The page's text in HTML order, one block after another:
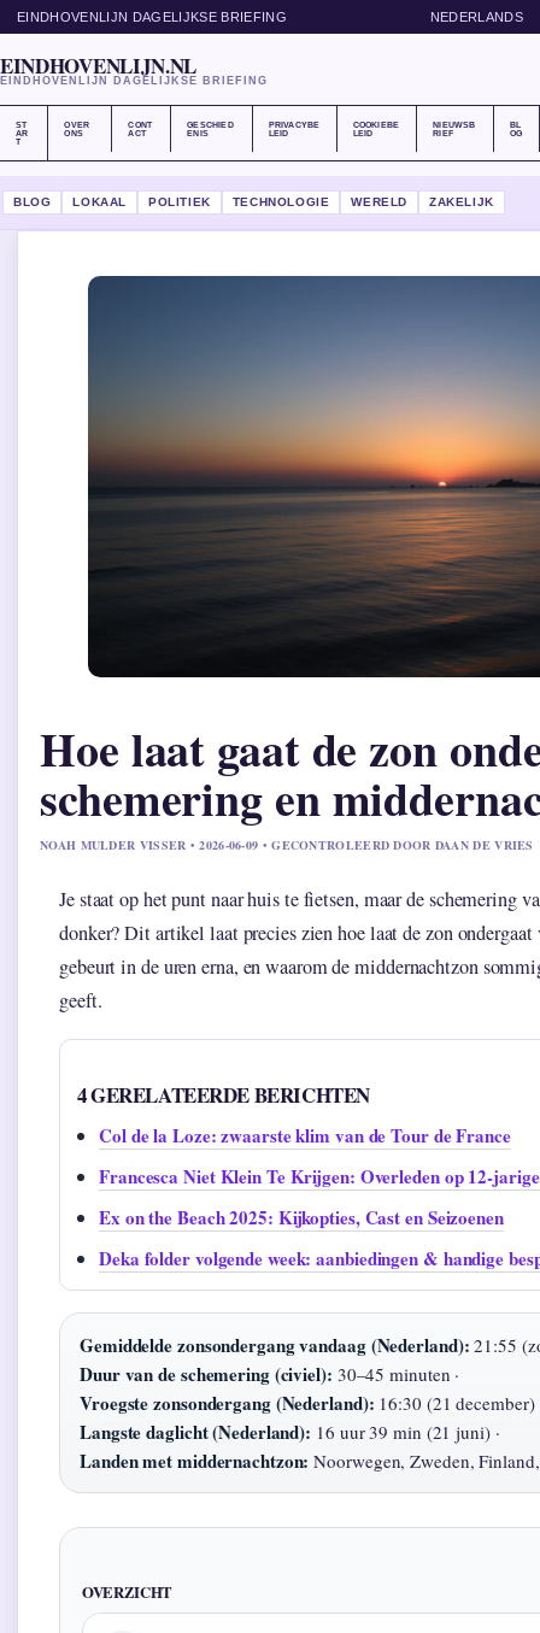
EINDHOVENLIJN DAGELIJKSE BRIEFING NEDERLANDS
EINDHOVENLIJN.NL
EINDHOVENLIJN DAGELIJKSE BRIEFING
ST
AR
T
OVER
ONS
CONT
ACT
GESCHIED
ENIS
PRIVACYBE
LEID
COOKIEBE
LEID
NIEUWSB
RIEF
BL
OG
BLOG LOKAAL POLITIEK TECHNOLOGIE WERELD ZAKELIJK
Hoe laat gaat de zon
schemering en
NOAH MULDER VISSER • 2026-06-09 • GECONTROLEERD DOOR DAAN DE VRIES
Je staat op het punt naar huis te fietsen, maar de schemering
donker? Dit artikel laat precies zien hoe laat de zon
gebeurt in de uren erna, en waarom de middernachtzon
geeft.
4 GERELATEERDE BERICHTEN
Col de la Loze: zwaarste klim van de Tour de France
Francesca Niet Klein Te Krijgen: Overleden op 12-
Ex on the Beach 2025: Kijkopties, Cast en Seizoenen
Deka folder volgende week: aanbiedingen & handige
Gemiddelde zonsondergang vandaag (Nederland): 21:55
Duur van de schemering (civiel): 30–45 minuten ·
Vroegste zonsondergang (Nederland): 16:30 (21 december)
Langste daglicht (Nederland): 16 uur 39 min (21 juni) ·
Landen met middernachtzon: Noorwegen, Zweden,
OVERZICHT